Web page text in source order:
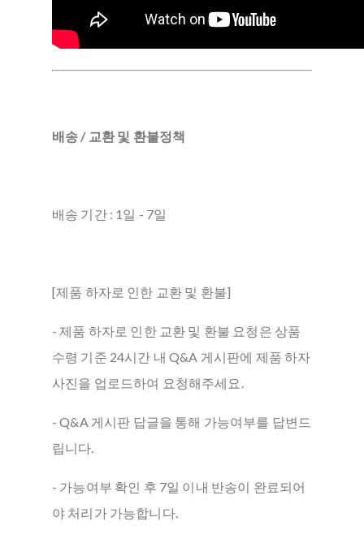
배송 / 교환 및 환불정책
배송 기간 : 1일 - 7일
[제품 하자로 인한 교환 및 환불]
- 제품 하자로 인한 교환 및 환불 요청은 상품
수령 기준 24시간 내 Q&A 게시판에 제품 하자
사진을 업로드하여 요청해주세요.
- Q&A 게시판 답글을 통해 가능여부를 답변드
립니다.
- 가능여부 확인 후 7일 이내 반송이 완료되어
야 처리가 가능합니다.